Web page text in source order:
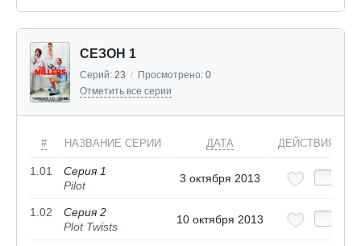
СЕЗОН 1
Серий: 23 / Просмотрено: 0
Отметить все серии
# НАЗВАНИЕ СЕРИИ ДАТА ДЕЙСТВИЯ
1.01
Серия 1
Pilot
3 октября 2013
1.02
Серия 2
Plot Twists
10 октября 2013